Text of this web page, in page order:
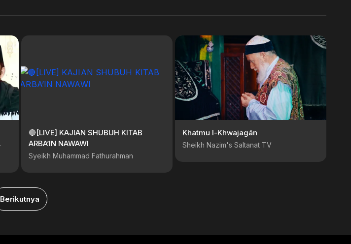
🔴[LIVE] KAJIAN SHUBUH KITAB
ARBA’IN NAWAWI
Syeikh Muhammad Fathurahman
Khatmu l-Khwajagān
Sheikh Nazim's Saltanat TV
Berikutnya